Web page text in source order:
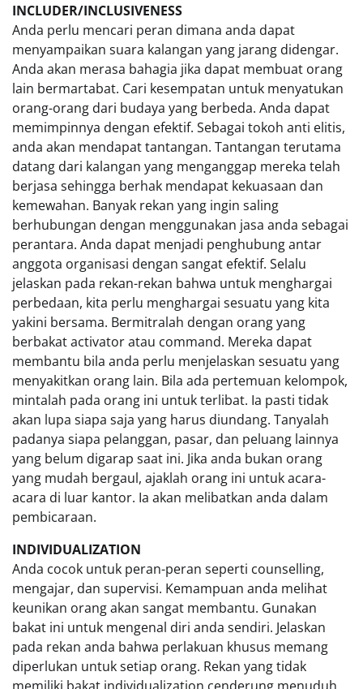
INCLUDER/INCLUSIVENESS
Anda perlu mencari peran dimana anda dapat
menyampaikan suara kalangan yang jarang didengar.
Anda akan merasa bahagia jika dapat membuat orang
lain bermartabat. Cari kesempatan untuk menyatukan
orang-orang dari budaya yang berbeda. Anda dapat
memimpinnya dengan efektif. Sebagai tokoh anti elitis,
anda akan mendapat tantangan. Tantangan terutama
datang dari kalangan yang menganggap mereka telah
berjasa sehingga berhak mendapat kekuasaan dan
kemewahan. Banyak rekan yang ingin saling
berhubungan dengan menggunakan jasa anda sebagai
perantara. Anda dapat menjadi penghubung antar
anggota organisasi dengan sangat efektif. Selalu
jelaskan pada rekan-rekan bahwa untuk menghargai
perbedaan, kita perlu menghargai sesuatu yang kita
yakini bersama. Bermitralah dengan orang yang
berbakat activator atau command. Mereka dapat
membantu bila anda perlu menjelaskan sesuatu yang
menyakitkan orang lain. Bila ada pertemuan kelompok,
mintalah pada orang ini untuk terlibat. Ia pasti tidak
akan lupa siapa saja yang harus diundang. Tanyalah
padanya siapa pelanggan, pasar, dan peluang lainnya
yang belum digarap saat ini. Jika anda bukan orang
yang mudah bergaul, ajaklah orang ini untuk acara-
acara di luar kantor. Ia akan melibatkan anda dalam
pembicaraan.
INDIVIDUALIZATION
Anda cocok untuk peran-peran seperti counselling,
mengajar, dan supervisi. Kemampuan anda melihat
keunikan orang akan sangat membantu. Gunakan
bakat ini untuk mengenal diri anda sendiri. Jelaskan
pada rekan anda bahwa perlakuan khusus memang
diperlukan untuk setiap orang. Rekan yang tidak
memiliki bakat individualization cenderung menuduh